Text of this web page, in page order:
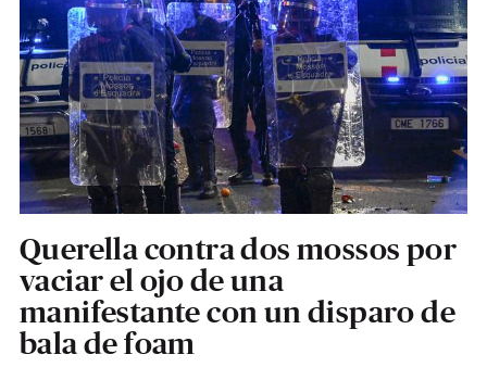
Querella contra dos mossos por
vaciar el ojo de una
manifestante con un disparo de
bala de foam